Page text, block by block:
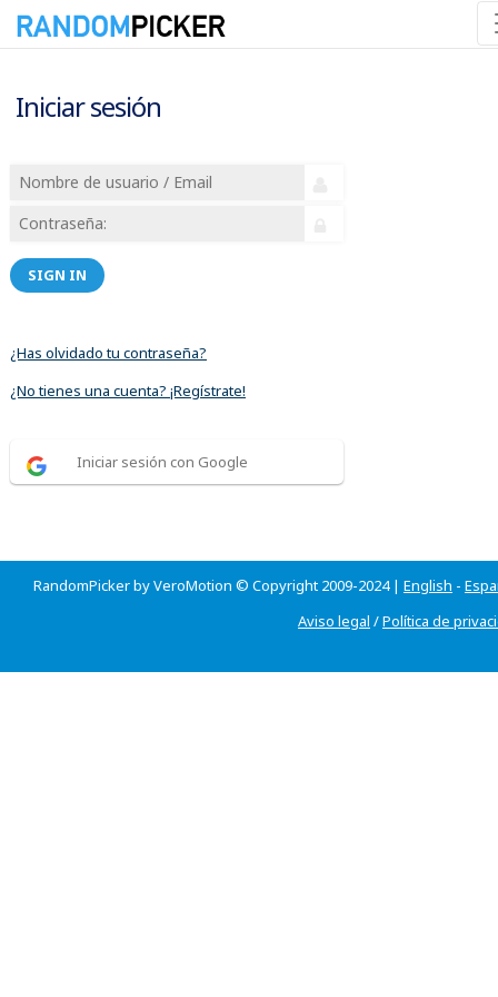
Iniciar sesión
SIGN IN
¿Has olvidado tu contraseña?
¿No tienes una cuenta? ¡Regístrate!
Iniciar sesión con Google
RandomPicker by VeroMotion © Copyright 2009-2024 | English -
Aviso legal /Política de